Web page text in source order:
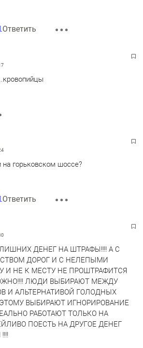
Ответить
на горьковском шоссе?
Ответить
ДЕНЕГ НА ШТРАФЫ!!!! А С
ДОРОГ И С НЕЛЕПЫМИ
И НЕ К МЕСТУ НЕ ПРОШТРАФИТСЯ
ЛЮДИ ВЫБИРАЮТ МЕЖДУ
И АЛЬТЕРНАТИВОЙ ГОЛОДНЫХ
ВЫБИРАЮТ ИГНОРИРОВАНИЕ
РАБОТАЮТ ТОЛЬКО НА
ПОЕСТЬ НА ДРУГОЕ ДЕНЕГ